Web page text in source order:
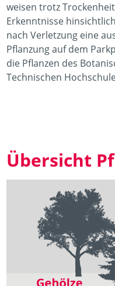
weisen trotz
Erkenntnisse
nach Verletzung eine
Pflanzung auf dem
die Pflanzen des
Technischen
Übersicht